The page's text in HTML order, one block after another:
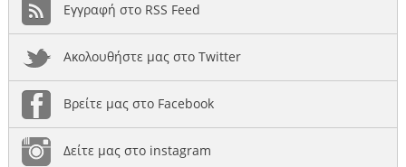
Εγγραφή στο RSS Feed
Ακολουθήστε μας στο Twitter
Βρείτε μας στο Facebook
Δείτε μας στο instagram